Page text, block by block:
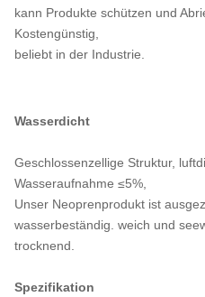
kann Produkte schützen und
Kostengünstig,
beliebt in der Industrie.
Wasserdicht
Geschlossenzellige Struktur,
Wasseraufnahme ≤5%,
Unser Neoprenprodukt ist
wasserbeständig. weich und
trocknend.
Spezifikation